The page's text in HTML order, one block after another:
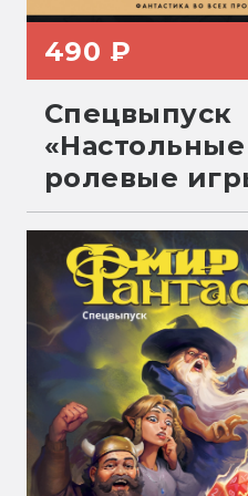
490 ₽
Спецвыпуск
«Настольные
ролевые